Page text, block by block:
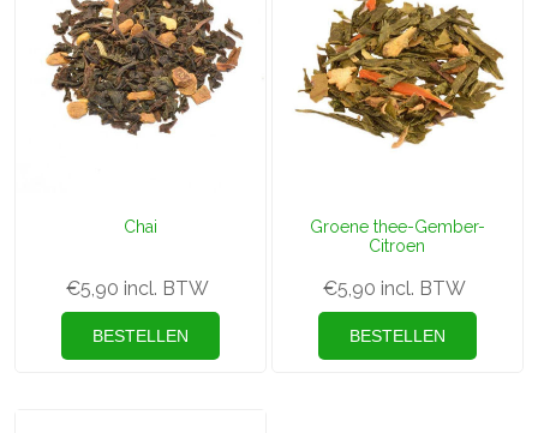
Chai
€5,90 incl. BTW
Groene thee-Gember-
Citroen
€5,90 incl. BTW